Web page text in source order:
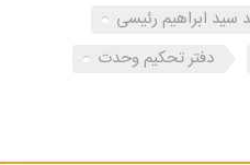
سید ابراهیم رئیسی
دفتر تحکیم وحدت